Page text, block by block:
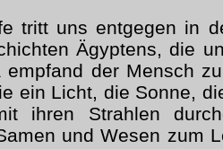
tritt uns entgegen in
Ägyptens, die
empfand der Mensch
ein Licht, die Sonne,
ihren Strahlen
und Wesen zum